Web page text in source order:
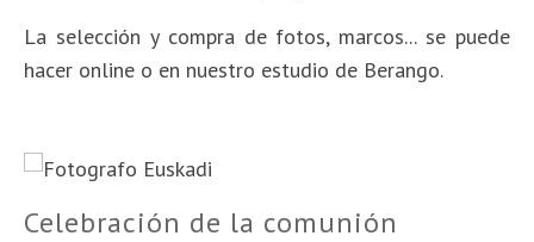
La selección y compra de fotos, marcos... se puede
hacer online o en nuestro estudio de Berango.
Celebración de la comunión